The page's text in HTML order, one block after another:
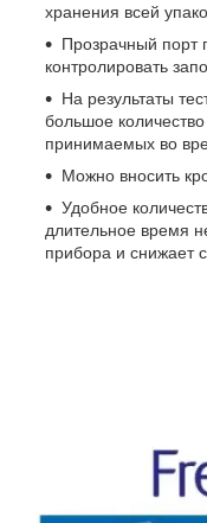
хранения всей
Прозрачный порт
контролировать
На результаты
большое
принимаемых во
Можно вносить
Удобное
длительное время
прибора и снижает